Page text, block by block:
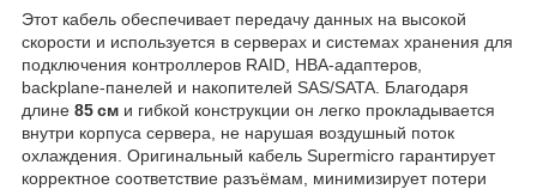
Этот кабель обеспечивает передачу данных на высокой
скорости и используется в серверах и системах хранения для
подключения контроллеров RAID, HBA‑адаптеров,
backplane‑панелей и накопителей SAS/SATA. Благодаря
длине 85 см и гибкой конструкции он легко прокладывается
внутри корпуса сервера, не нарушая воздушный поток
охлаждения. Оригинальный кабель Supermicro гарантирует
корректное соответствие разъёмам, минимизирует потери